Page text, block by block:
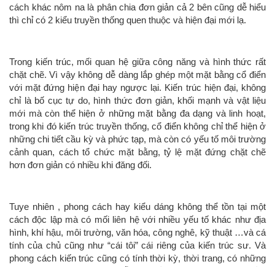
cách khác nôm na là phân chia đơn giản cả 2 bên cũng dễ hiểu
thì chỉ có 2 kiểu truyền thống quen thuộc và hiện đại mới lạ.
Trong kiến trúc, mối quan hệ giữa công năng và hình thức rất
chặt chẽ. Vì vậy không dễ dàng lắp ghép một mặt bằng cổ điển
với mặt đứng hiện đại hay ngược lại. Kiến trúc hiện đại, không
chỉ là bố cục tự do, hình thức đơn giản, khối mạnh và vật liệu
mới mà còn thể hiện ở những mặt bằng đa dạng và linh hoạt,
trong khi đó kiến trúc truyền thống, cổ điển không chỉ thể hiện ở
những chi tiết cầu kỳ và phức tạp, mà còn có yếu tố môi trường
cảnh quan, cách tổ chức mặt bằng, tỷ lệ mặt đứng chặt chẽ
hơn đơn giản có nhiều khi đăng đối.
Tuye nhiên , phong cách hay kiểu dáng không thể tồn tại một
cách độc lập mà có mối liên hệ với nhiều yếu tố khác như địa
hình, khí hậu, môi trường, văn hóa, công nghê, kỹ thuật …và cá
tính của chủ cũng như “cái tôi” cái riêng của kiến trúc sư. Và
phong cách kiến trúc cũng có tính thời kỳ, thời trang, có những